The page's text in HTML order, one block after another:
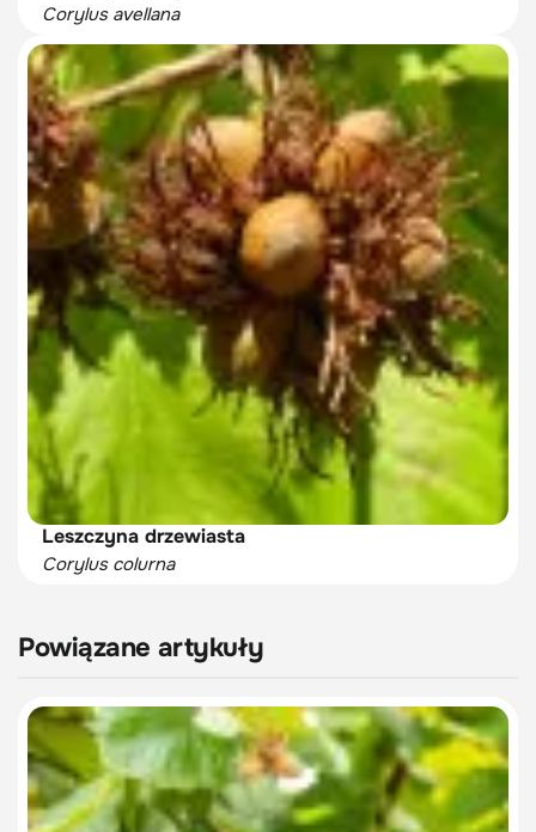
Corylus avellana
Leszczyna drzewiasta
Corylus colurna
Powiązane artykuły